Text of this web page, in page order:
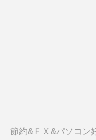
節約&ＦＸ&パソコン